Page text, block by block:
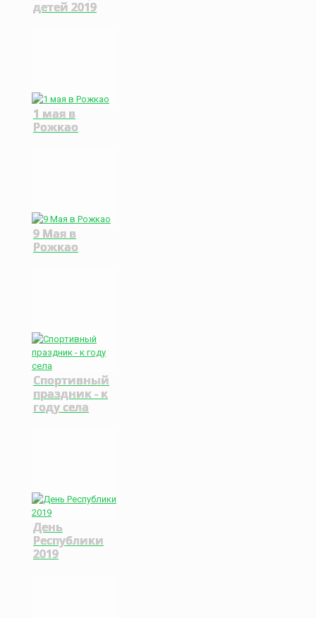
детей 2019
1 мая в
Рожкао
9 Мая в
Рожкао
Спортивный
праздник - к
году села
День
Республики
2019